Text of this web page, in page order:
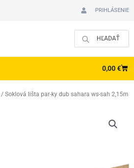
PRIHLÁSENIE
0,00€
/ Soklová lišta par-ky dub sahara ws-sah 2,15m